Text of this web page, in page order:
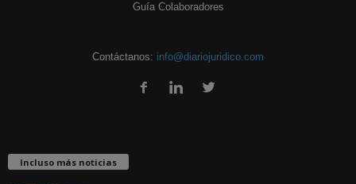
Guía Colaboradores
Contáctanos: info@diariojuridico.com
Incluso más noticias